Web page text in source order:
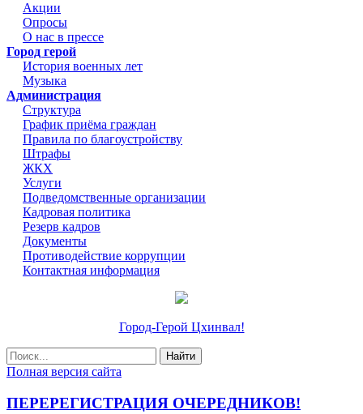
Акции
Опросы
О нас в прессе
Город герой
История военных лет
Музыка
Администрация
Структура
График приёма граждан
Правила по благоустройству
Штрафы
ЖКХ
Услуги
Подведомственные организации
Кадровая политика
Резерв кадров
Документы
Противодействие коррупции
Контактная информация
Город-Герой Цхинвал!
Найти
Полная версия сайта
ПЕРЕРЕГИСТРАЦИЯ ОЧЕРЕДНИКОВ!